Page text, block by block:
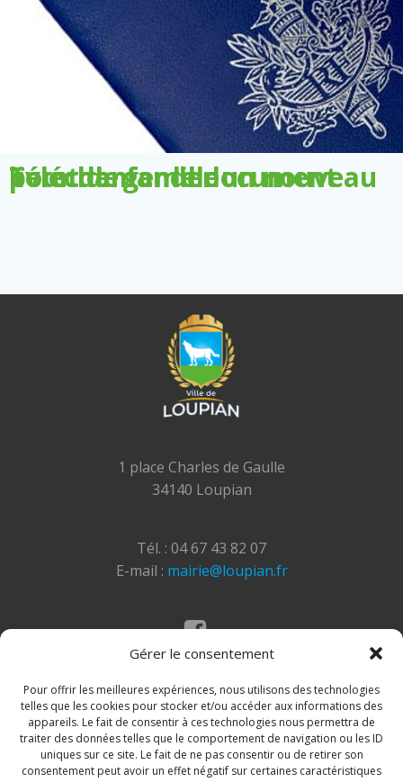
Gérer le consentement
Pour offrir les meilleures expériences, nous utilisons des technologies
telles que les cookies pour stocker et/ou accéder aux informations des
appareils. Le fait de consentir à ces technologies nous permettra de
traiter des données telles que le comportement de navigation ou les ID
uniques sur ce site. Le fait de ne pas consentir ou de retirer son
consentement peut avoir un effet négatif sur certaines caractéristiques
Télécharger le document pour demander un nouveau livret de famille
1 place Charles de Gaulle
34140 Loupian
Tél. : 04 67 43 82 07
E-mail : mairie@loupian.fr